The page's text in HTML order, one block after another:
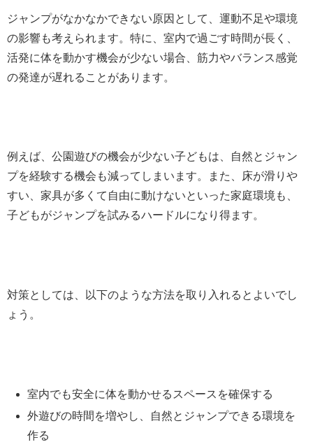
ジャンプがなかなかできない原因として、運動不足や環境
の影響も考えられます。特に、室内で過ごす時間が長く、
活発に体を動かす機会が少ない場合、筋力やバランス感覚
の発達が遅れることがあります。
例えば、公園遊びの機会が少ない子どもは、自然とジャン
プを経験する機会も減ってしまいます。また、床が滑りや
すい、家具が多くて自由に動けないといった家庭環境も、
子どもがジャンプを試みるハードルになり得ます。
対策としては、以下のような方法を取り入れるとよいでし
ょう。
室内でも安全に体を動かせるスペースを確保する
外遊びの時間を増やし、自然とジャンプできる環境を
作る